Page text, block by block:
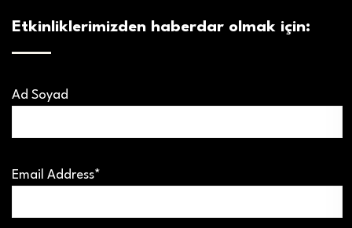
Etkinliklerimizden haberdar olmak için:
Ad Soyad
Email Address*